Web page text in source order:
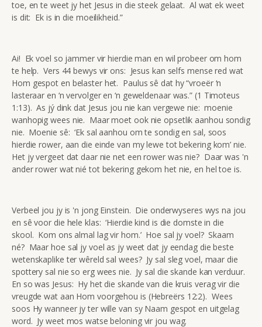
toe, en te weet jy het Jesus in die steek gelaat. Al wat ek weet
is dit: Ek is in die moeilikheid.”
Ai! Ek voel so jammer vir hierdie man en wil probeer om hom
te help. Vers 44 bewys vir ons: Jesus kan selfs mense red wat
Hom gespot en belaster het. Paulus sê dat hy “vroeër ‘n
lasteraar en ‘n vervolger en ‘n geweldenaar was.” (1 Timoteus
1:13). As jý dink dat Jesus jou nie kan vergewe nie: moenie
wanhopig wees nie. Maar moet ook nie opsetlik aanhou sondig
nie. Moenie sê: ‘Ek sal aanhou om te sondig en sal, soos
hierdie rower, aan die einde van my lewe tot bekering kom’ nie.
Het jy vergeet dat daar nie net een rower was nie? Daar was 'n
ander rower wat nié tot bekering gekom het nie, en hel toe is.
Verbeel jou jy is 'n jong Einstein. Die onderwyseres wys na jou
en sê voor die hele klas: ‘Hierdie kind is die domste in die
skool. Kom ons almal lag vir hom.’ Hoe sal jy voel? Skaam
né? Maar hoe sal jy voel as jy weet dat jy eendag die beste
wetenskaplike ter wêreld sal wees? Jy sal sleg voel, maar die
spottery sal nie so erg wees nie. Jy sal die skande kan verduur.
En so was Jesus: Hy het die skande van die kruis verag vir die
vreugde wat aan Hom voorgehou is (Hebreërs 12:2). Wees
soos Hy wanneer jy ter wille van sy Naam gespot en uitgelag
word. Jy weet mos watse beloning vir jou wag.